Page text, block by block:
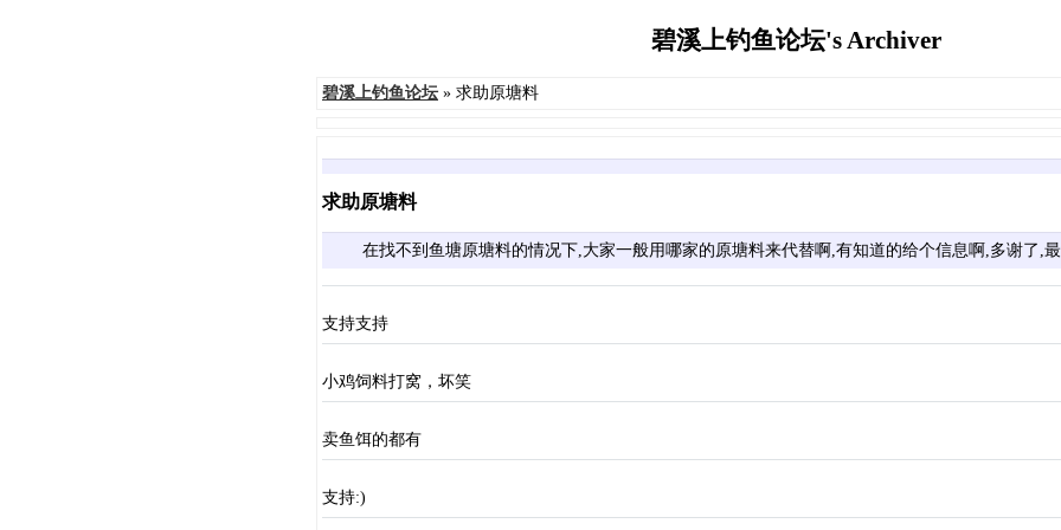
碧溪上钓鱼论坛's Archiver
碧溪上钓鱼论坛 » 求助原塘料
求助原塘料
在找不到鱼塘原塘料的情况下,大家一般用哪家的原塘料来代替啊,有知道的给个信息啊,多谢了,
支持支持
小鸡饲料打窝，坏笑
卖鱼饵的都有
支持:)